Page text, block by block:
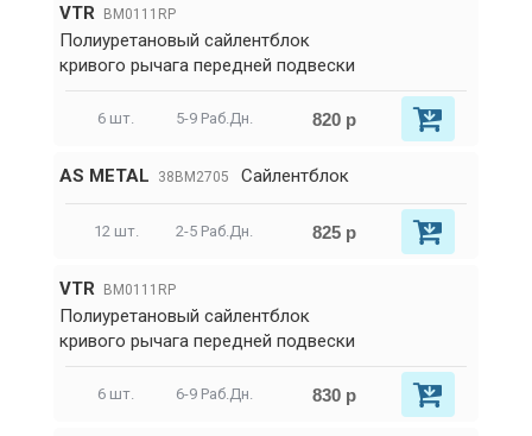
VTR BM0111RP
Полиуретановый сайлентблок
кривого рычага передней подвески
6 шт. 5-9 Раб.Дн. 820 р
AS METAL 38BM2705 Сайлентблок
12 шт. 2-5 Раб.Дн. 825 р
VTR BM0111RP
Полиуретановый сайлентблок
кривого рычага передней подвески
6 шт. 6-9 Раб.Дн. 830 р